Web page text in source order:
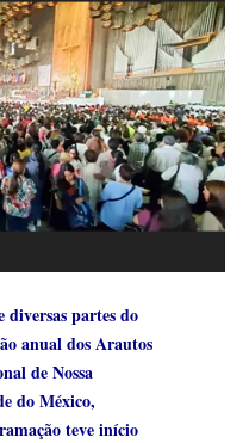
diversas partes do
anual dos Arautos
de Nossa
do México,
teve início